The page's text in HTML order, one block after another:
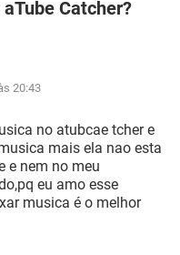
Catcher?
20:43
no atubcae tcher e
mais ela nao esta
e nem no meu
eu amo esse
musica é o melhor